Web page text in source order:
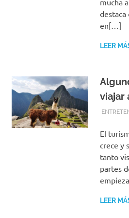
destaca
en[…]
LEER
viajar
EQUIPO
El
crece y
tanto
partes
LEER